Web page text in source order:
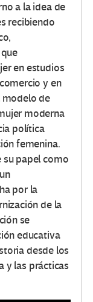
a la idea de
recibiendo
en estudios
y en
modelo de
moderna
política
femenina.
su papel como
por la
de la
se
educativa
desde los
y las prácticas